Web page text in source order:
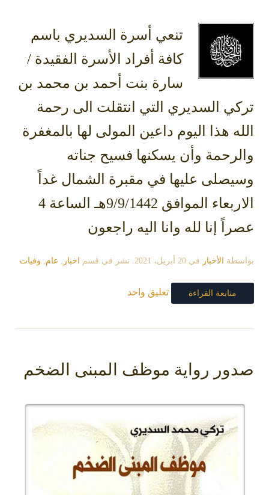
تنعي أسرة السديري باسم
كافة أفراد الأسرة الفقيدة /
سارة بنت أحمد بن محمد بن
تركي السديري التي انتقلت الى رحمة
الله هذا اليوم داعين المولى لها بالمغفرة
والرحمة وأن يسكنها فسيح جناته
وسيصلى عليها في مقبرة الشمال غداً
الاربعاء الموافق 9/9/1442هـ الساعة 4
عصراً إنا لله وانا اليه راجعون
بواسطة الأخبار في 20 أبريل، 2021 . نشر في قسم اخبار , عام, وفيات
متابعة القراءة تعليق واحد
صدور رواية موظف المبنى الضخم